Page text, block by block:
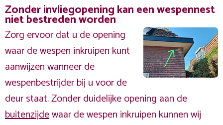
Zonder invliegopening kan een wespennest
niet bestreden worden
Zorg ervoor dat u de opening
waar de wespen inkruipen kunt
aanwijzen wanneer de
wespenbestrijder bij u voor de
deur staat. Zonder duidelijke opening aan de
buitenzijdewaar de wespen inkruipen kunnen wij